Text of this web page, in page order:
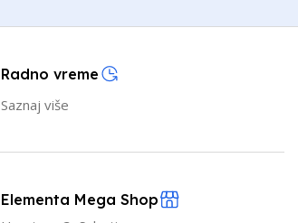
Radno vreme
Saznaj više
Elementa Mega Shop